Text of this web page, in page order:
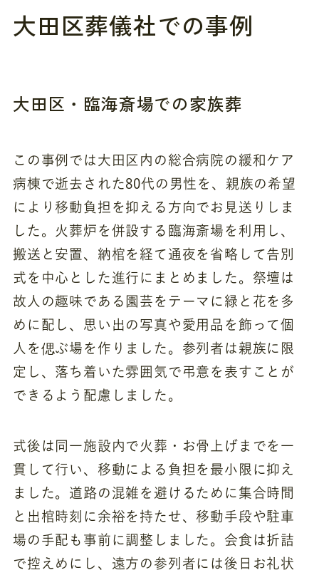
大田区葬儀社での事例
大田区・臨海斎場での家族葬
この事例では大田区内の総合病院の緩和ケア
病棟で逝去された80代の男性を、親族の希望
により移動負担を抑える方向でお見送りしま
した。火葬炉を併設する臨海斎場を利用し、
搬送と安置、納棺を経て通夜を省略して告別
式を中心とした進行にまとめました。祭壇は
故人の趣味である園芸をテーマに緑と花を多
めに配し、思い出の写真や愛用品を飾って個
人を偲ぶ場を作りました。参列者は親族に限
定し、落ち着いた雰囲気で弔意を表すことが
できるよう配慮しました。
式後は同一施設内で火葬・お骨上げまでを一
貫して行い、移動による負担を最小限に抑え
ました。道路の混雑を避けるために集合時間
と出棺時刻に余裕を持たせ、移動手段や駐車
場の手配も事前に調整しました。会食は折詰
で控えめにし、遠方の参列者には後日お礼状